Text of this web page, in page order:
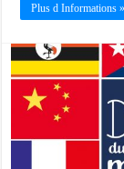
Plus d Informations »